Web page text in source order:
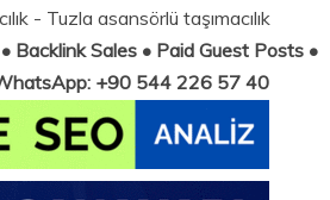
- Tuzla asansörlü taşımacılık
Backlink Sales • Paid Guest Posts •
+90 544 226 57 40